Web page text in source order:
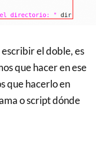
el doble, es
que hacer en ese
que hacerlo en
o script dónde